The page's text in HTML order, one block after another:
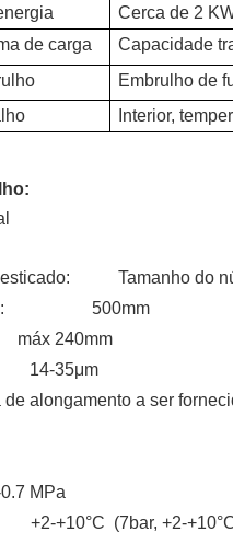
Cerca de 2
de carga
Capacidade
Embrulho de
Interior,
esticado: Tamanho do
500mm
240mm
35μm
alongamento a ser
MPa
+10°C (7bar, +2-